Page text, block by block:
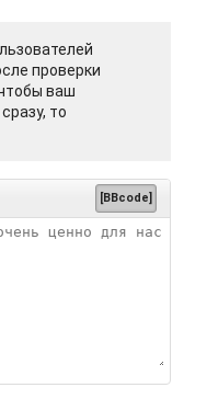
проверки
ваш
то
[BBcode]